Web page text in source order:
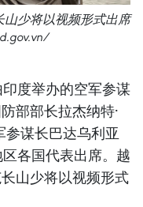
少将以视频形式出席
度举办的空军参谋
部部长拉杰纳特·
谋长巴达乌利亚
各国代表出席。越
山少将以视频形式